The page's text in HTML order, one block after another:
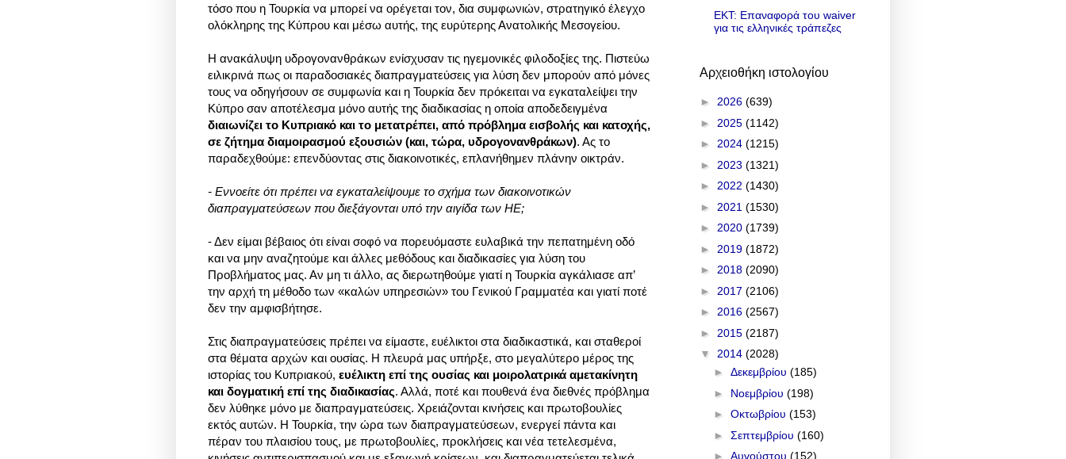
τόσο που η Τουρκία να μπορεί να ορέγεται τον, δια συμφωνιών, στρατηγικό έλεγχο
ολόκληρης της Κύπρου και μέσω αυτής, της ευρύτερης Ανατολικής Μεσογείου.
Η ανακάλυψη υδρογονανθράκων ενίσχυσαν τις ηγεμονικές φιλοδοξίες της. Πιστεύω
ειλικρινά πως οι παραδοσιακές διαπραγματεύσεις για λύση δεν μπορούν από μόνες
τους να οδηγήσουν σε συμφωνία και η Τουρκία δεν πρόκειται να εγκαταλείψει την
Κύπρο σαν αποτέλεσμα μόνο αυτής της διαδικασίας η οποία αποδεδειγμένα
διαιωνίζει το Κυπριακό και το μετατρέπει, από πρόβλημα εισβολής και κατοχής,
σε ζήτημα διαμοιρασμού εξουσιών (και, τώρα, υδρογονανθράκων). Ας το
παραδεχθούμε: επενδύοντας στις διακοινοτικές, επλανήθημεν πλάνην οικτράν.
- Εννοείτε ότι πρέπει να εγκαταλείψουμε το σχήμα των διακοινοτικών
διαπραγματεύσεων που διεξάγονται υπό την αιγίδα των ΗΕ;
- Δεν είμαι βέβαιος ότι είναι σοφό να πορευόμαστε ευλαβικά την πεπατημένη οδό
και να μην αναζητούμε και άλλες μεθόδους και διαδικασίες για λύση του
Προβλήματος μας. Αν μη τι άλλο, ας διερωτηθούμε γιατί η Τουρκία αγκάλιασε απ’
την αρχή τη μέθοδο των «καλών υπηρεσιών» του Γενικού Γραμματέα και γιατί ποτέ
δεν την αμφισβήτησε.
Στις διαπραγματεύσεις πρέπει να είμαστε, ευέλικτοι στα διαδικαστικά, και σταθεροί
στα θέματα αρχών και ουσίας. Η πλευρά μας υπήρξε, στο μεγαλύτερο μέρος της
ιστορίας του Κυπριακού, ευέλικτη επί της ουσίας και μοιρολατρικά αμετακίνητη
και δογματική επί της διαδικασίας. Αλλά, ποτέ και πουθενά ένα διεθνές πρόβλημα
δεν λύθηκε μόνο με διαπραγματεύσεις. Χρειάζονται κινήσεις και πρωτοβουλίες
εκτός αυτών. Η Τουρκία, την ώρα των διαπραγματεύσεων, ενεργεί πάντα και
πέραν του πλαισίου τους, με πρωτοβουλίες, προκλήσεις και νέα τετελεσμένα,
ΕΚΤ: Επαναφορά του waiver
για τις ελληνικές τράπεζες
Αρχειοθήκη ιστολογίου
► 2026 (639)
► 2025 (1142)
► 2024 (1215)
► 2023 (1321)
► 2022 (1430)
► 2021 (1530)
► 2020 (1739)
► 2019 (1872)
► 2018 (2090)
► 2017 (2106)
► 2016 (2567)
► 2015 (2187)
▼ 2014 (2028)
► Δεκεμβρίου (185)
► Νοεμβρίου (198)
► Οκτωβρίου (153)
► Σεπτεμβρίου (160)
► Αυγούστου (152)